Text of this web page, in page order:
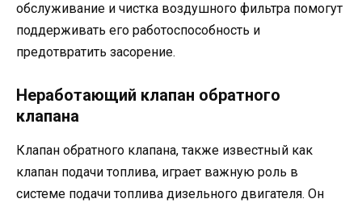
обслуживание и чистка воздушного фильтра помогут
поддерживать его работоспособность и
предотвратить засорение.
Неработающий клапан обратного
клапана
Клапан обратного клапана, также известный как
клапан подачи топлива, играет важную роль в
системе подачи топлива дизельного двигателя. Он